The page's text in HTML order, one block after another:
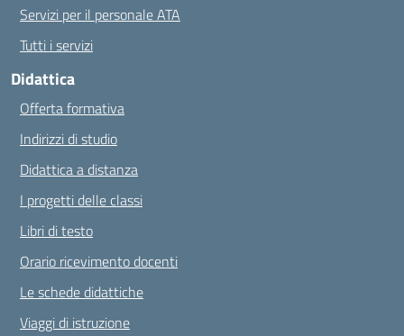
Servizi per il personale ATA
Tutti i servizi
Didattica
Offerta formativa
Indirizzi di studio
Didattica a distanza
I progetti delle classi
Libri di testo
Orario ricevimento docenti
Le schede didattiche
Viaggi di istruzione